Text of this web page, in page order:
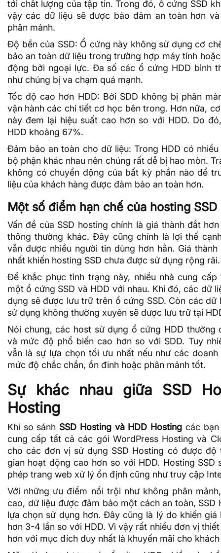
tới chất lượng của tập tin. Trong đó, ổ cứng SSD
vậy các dữ liệu sẽ được bảo đảm an toàn hơn
phân mảnh.
Độ bền của SSD: Ổ cứng này không sử dụng cơ
bảo an toàn dữ liệu trong trường hợp máy tính
động bởi ngoại lực. Đa số các ổ cứng HDD bình
như chúng bị va chạm quá mạnh.
Tốc độ cao hơn HDD: Bởi SDD không bị phân
vận hành các chi tiết cơ học bên trong. Hơn nữa,
này đem lại hiệu suất cao hơn so với HDD. Do
HDD khoảng 67%.
Đảm bảo an toàn cho dữ liệu: Trong HDD có
bộ phận khác nhau nên chúng rất dễ bị hao mòn.
không có chuyển động của bất kỳ phần nào để
liệu của khách hàng được đảm bảo an toàn hơn.
Một số điểm hạn chế của hosting SSD
Vấn đề của SSD hosting chính là giá thành đắt
thông thường khác. Đây cũng chính là lợi thế
vẫn được nhiều người tin dùng hơn hẳn. Giá
nhất khiến hosting SSD chưa được sử dụng rộng rãi.
Để khắc phục tình trạng này, nhiều nhà cung
một ổ cứng SSD và HDD với nhau. Khi đó, các dữ
dụng sẽ được lưu trữ trên ổ cứng SSD. Còn các dữ
sử dụng không thường xuyên sẽ được lưu trữ tại
Nói chung, các host sử dụng ổ cứng HDD thường
và mức độ phổ biến cao hơn so với SDD. Tuy
vẫn là sự lựa chọn tối ưu nhất nếu như các
mức độ chắc chắn, ổn đinh hoặc phân mảnh tốt.
Sự khác nhau giữa SSD
Hosting
Khi so sánh SSD Hosting và HDD Hosting các
cung cấp tất cả các gói WordPress Hosting và
cho các đơn vị sử dụng SSD Hosting có được độ
gian hoạt động cao hơn so với HDD. Hosting SSD
phép trang web xử lý ổn định cũng như truy cập
Với những ưu điểm nổi trội như không phân
cao, dữ liệu được đảm bảo một cách an toàn, SSD
lựa chọn sử dụng hơn. Đây cũng là lý do khiến giá
hơn 3-4 lần so với HDD. Vì vậy rất nhiều đơn vị
hơn với mục đích duy nhất là khuyến mãi cho